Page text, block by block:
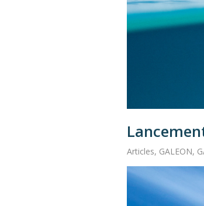
Articles, GALEON,